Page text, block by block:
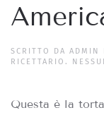
SCRITTO DA ADMIN
RICETTARIO .
Questa è la